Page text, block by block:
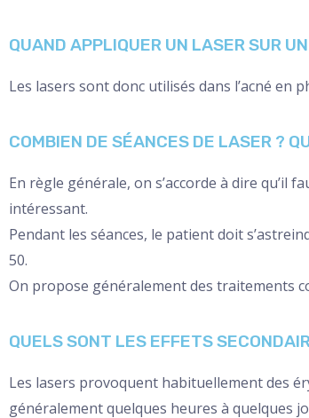
QUAND APPLIQUER UN LASER SUR
Les lasers sont donc utilisés dans l’acné en
COMBIEN DE SÉANCES DE LASER ?
En règle générale, on s’accorde à dire qu’il
intéressant.
Pendant les séances, le patient doit
50.
On propose généralement des traitements
QUELS SONT LES EFFETS
Les lasers provoquent habituellement des
généralement quelques heures à quelques